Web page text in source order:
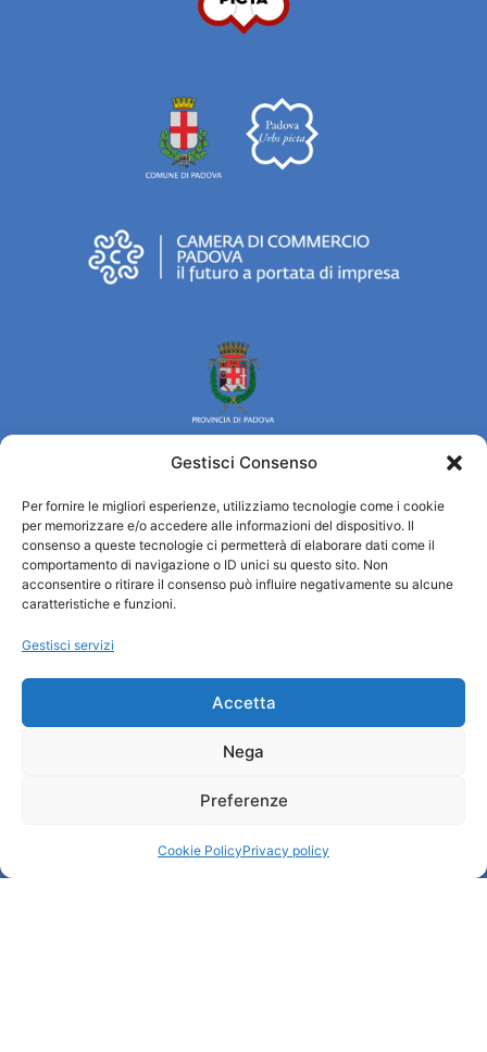
Gestisci Consenso
Per fornire le migliori esperienze, utilizziamo tecnologie come i cookie
per memorizzare e/o accedere alle informazioni del dispositivo. Il
consenso a queste tecnologie ci permetterà di elaborare dati come il
comportamento di navigazione o ID unici su questo sito. Non
acconsentire o ritirare il consenso può influire negativamente su alcune
caratteristiche e funzioni.
Gestisci servizi
Accetta
Nega
Preferenze
Cookie PolicyPrivacy policy
Turismo Padova
Chi siamo
Informazioni e Accoglienza Turistica/IAT
Cookie Policy
Amministrazione trasparente